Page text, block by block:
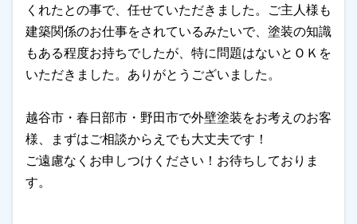
くれたとの事で、任せていただきました。ご主人様も
建築関係のお仕事をされているみたいで、塗装の知識
もある程度お持ちでしたが、特に問題はないとＯＫを
いただきました。ありがとうございました。
越谷市・春日部市・野田市で外壁塗装をお考えのお客
様、まずはご相談からえでも大丈夫です！
ご遠慮なくお申しつけください！お待ちしておりま
す。